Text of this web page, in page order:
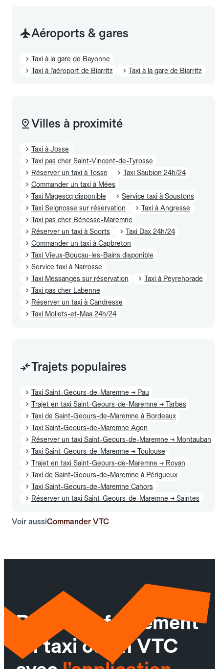
Aéroports & gares
Taxi à la gare de Bayonne
Taxi à l'aéroport de Biarritz
Taxi à la gare de Biarritz
Villes à proximité
Taxi à Josse
Taxi pas cher Saint-Vincent-de-Tyrosse
Réserver un taxi à Tosse
Taxi Saubion 24h/24
Commander un taxi à Mées
Taxi Magescq disponible
Service taxi à Soustons
Taxi Seignosse sur réservation
Taxi à Angresse
Taxi pas cher Bénesse-Maremne
Réserver un taxi à Soorts
Taxi Dax 24h/24
Commander un taxi à Capbreton
Taxi Vieux-Boucau-les-Bains disponible
Service taxi à Narrosse
Taxi Messanges sur réservation
Taxi à Peyrehorade
Taxi pas cher Labenne
Réserver un taxi à Candresse
Taxi Moliets-et-Maa 24h/24
Trajets populaires
Taxi Saint-Geours-de-Maremne → Pau
Trajet en taxi Saint-Geours-de-Maremne → Tarbes
Taxi de Saint-Geours-de-Maremne à Bordeaux
Taxi Saint-Geours-de-Maremne Agen
Réserver un taxi Saint-Geours-de-Maremne → Montauban
Taxi Saint-Geours-de-Maremne → Toulouse
Trajet en taxi Saint-Geours-de-Maremne → Royan
Taxi de Saint-Geours-de-Maremne à Périgueux
Taxi Saint-Geours-de-Maremne Cahors
Réserver un taxi Saint-Geours-de-Maremne → Saintes
Voir aussiCommander VTC
Réservez facilement
un taxi ou un VTC